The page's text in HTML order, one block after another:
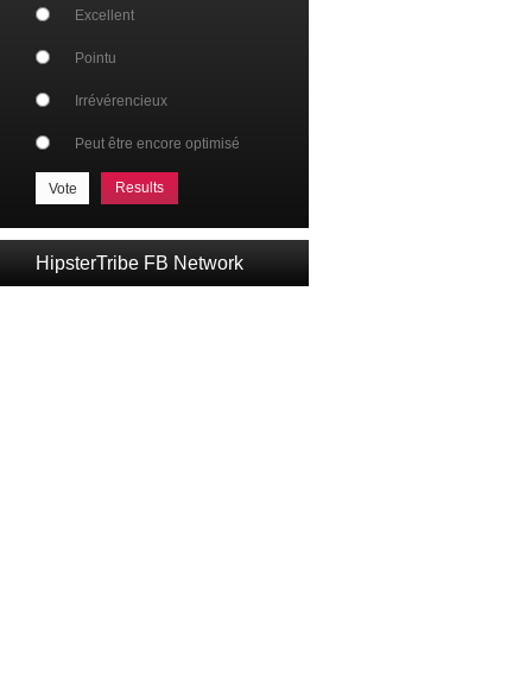
Excellent
Pointu
Irrévérencieux
Peut être encore optimisé
Results
HipsterTribe FB Network